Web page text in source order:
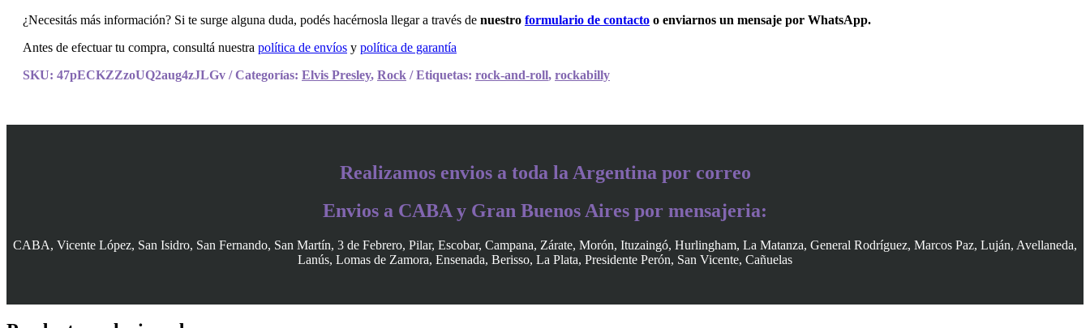
¿Necesitás más información? Si te surge alguna duda, podés hacérnosla llegar a través de nuestro formulario de contacto o enviarnos un mensaje por WhatsApp.
Antes de efectuar tu compra, consultá nuestra política de envíos y política de garantía
SKU: 47pECKZZzoUQ2aug4zJLGv Categorías: Elvis Presley, Rock Etiquetas: rock-and-roll, rockabilly
Realizamos envios a toda la Argentina por correo
Envios a CABA y Gran Buenos Aires por mensajeria:
CABA, Vicente López, San Isidro, San Fernando, San Martín, 3 de Febrero, Pilar, Escobar, Campana, Zárate, Morón, Ituzaingó, Hurlingham, La Matanza, General Rodríguez, Marcos Paz, Luján, Avellaneda,
Lanús, Lomas de Zamora, Ensenada, Berisso, La Plata, Presidente Perón, San Vicente, Cañuelas